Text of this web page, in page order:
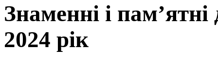
Знаменні і
2024 рік